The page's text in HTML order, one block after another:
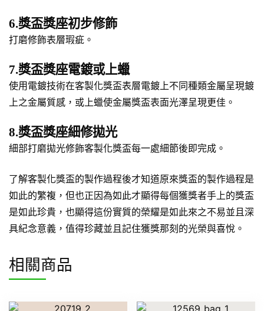
6.獎盃獎座初步修飾
打磨修飾表層瑕疵。
7.獎盃獎座電鍍或上蠟
使用電鍍技術在客製化獎盃表層電鍍上不同種類金屬呈現鍍
上之金屬質感，或上蠟使金屬獎盃表面光澤呈現更佳。
8.獎盃獎座細修拋光
細部打磨拋光修飾客製化獎盃每一處細節後即完成。
了解客製化獎盃的製作過程後才知道原來獎盃的製作過程是
如此的繁複，但也正因為如此才顯得每個獲獎者手上的獎盃
是如此珍貴，也顯得這份實質的榮耀是如此來之不易並且深
具紀念意義，值得珍藏並且記住獲獎那刻的光榮與喜悅。
相關商品